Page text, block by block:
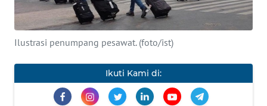
Ilustrasi penumpang pesawat. (foto/ist)
Ikuti Kami di:
TANI
WAHANA